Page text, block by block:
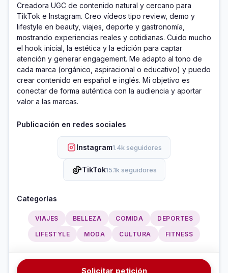
Creadora UGC de contenido natural y cercano para
TikTok e Instagram. Creo vídeos tipo review, demo y
lifestyle en beauty, viajes, deporte y gastronomía,
mostrando experiencias reales y cotidianas. Cuido mucho
el hook inicial, la estética y la edición para captar
atención y generar engagement. Me adapto al tono de
cada marca (orgánico, aspiracional o educativo) y puedo
crear contenido en español e inglés. Mi objetivo es
conectar de forma auténtica con la audiencia y aportar
valor a las marcas.
Publicación en redes sociales
Instagram1.4k seguidores
TikTok15.1k seguidores
Categorías
VIAJES BELLEZA COMIDA DEPORTES
LIFESTYLE MODA CULTURA FITNESS
Solicitar petición